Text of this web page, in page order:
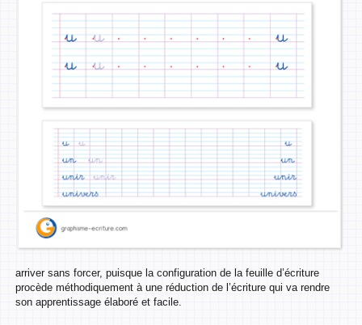
arriver sans forcer, puisque la configuration de la feuille d’écriture
procède méthodiquement à une réduction de l’écriture qui va rendre
son apprentissage élaboré et facile.